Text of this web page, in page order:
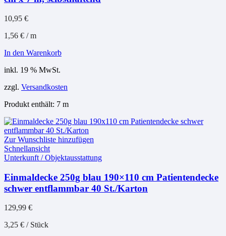
10,95 €
1,56 € /m
In den Warenkorb
inkl. 19 % MwSt.
zzgl. Versandkosten
Produkt enthält: 7 m
Zur Wunschliste hinzufügen
Schnellansicht
Unterkunft / Objektausstattung
Einmaldecke 250g blau 190×110 cm Patientendecke
schwer entflammbar 40 St./Karton
129,99 €
3,25 € / Stück